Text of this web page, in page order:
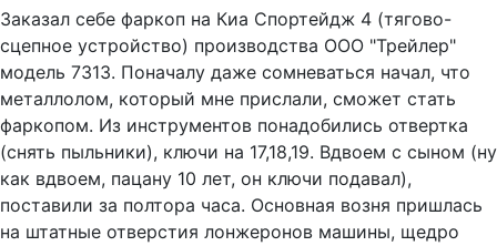
Заказал себе фаркоп на Киа Спортейдж 4 (тягово-
сцепное устройство) производства ООО "Трейлер"
модель 7313. Поначалу даже сомневаться начал, что
металлолом, который мне прислали, сможет стать
фаркопом. Из инструментов понадобились отвертка
(снять пыльники), ключи на 17,18,19. Вдвоем с сыном (ну
как вдвоем, пацану 10 лет, он ключи подавал),
поставили за полтора часа. Основная возня пришлась
на штатные отверстия лонжеронов машины, щедро